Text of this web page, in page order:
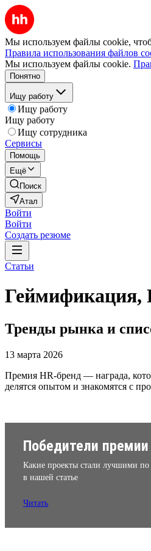
Мы используем файлы cookie,
Правила использования файлов
Мы используем файлы cookie.
Понятно
Ищу работу
Ищу работу
Ищу работу
Ищу сотрудника
Сервисы
Помощь
Ещё
Поиск
Атал
Войти
Войти
Создать резюме
Статьи
Геймификация,
Тренды рынка и
13 марта 2026
Премия HR-бренд — награда,
делятся опытом и знакомятся с
Победители
Какие проекты стали лучшими
в нашей статье
Читать